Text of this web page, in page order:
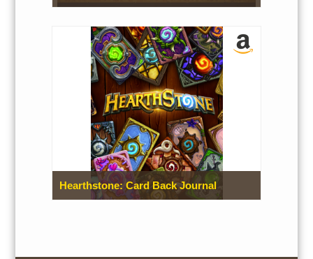
Hearthstone: Card Back Journal